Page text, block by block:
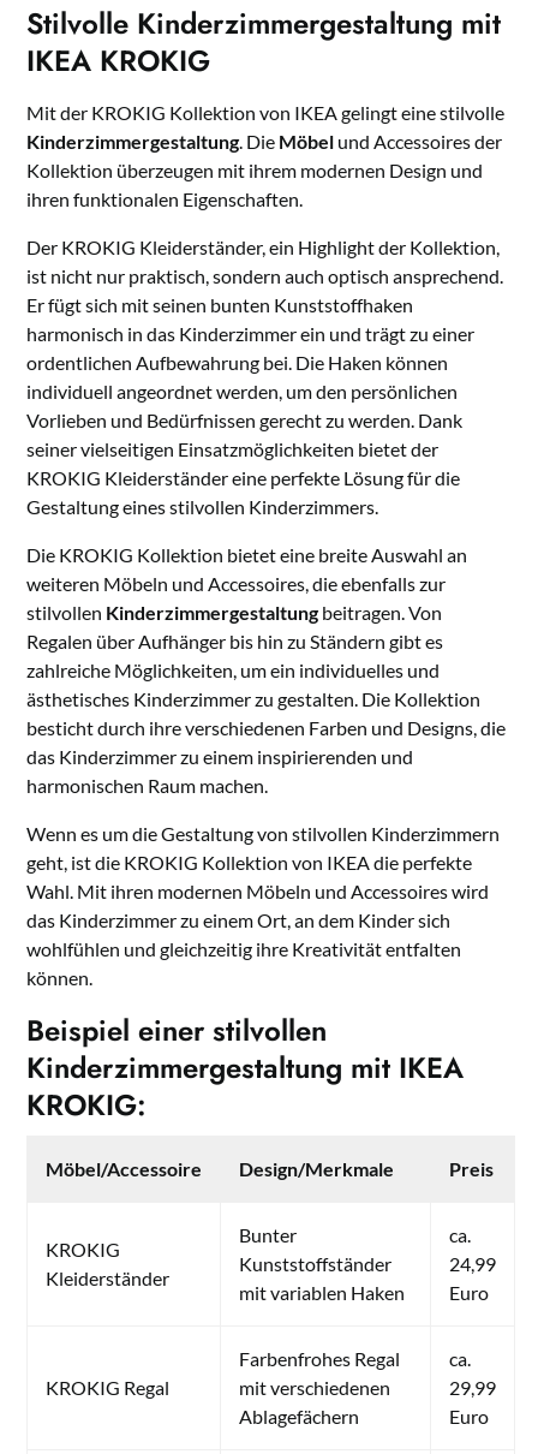
Stilvolle Kinderzimmergestaltung mit
IKEA KROKIG
Mit der KROKIG Kollektion von IKEA gelingt eine stilvolle
Kinderzimmergestaltung. Die Möbel und Accessoires der
Kollektion überzeugen mit ihrem modernen Design und
ihren funktionalen Eigenschaften.
Der KROKIG Kleiderständer, ein Highlight der Kollektion,
ist nicht nur praktisch, sondern auch optisch ansprechend.
Er fügt sich mit seinen bunten Kunststoffhaken
harmonisch in das Kinderzimmer ein und trägt zu einer
ordentlichen Aufbewahrung bei. Die Haken können
individuell angeordnet werden, um den persönlichen
Vorlieben und Bedürfnissen gerecht zu werden. Dank
seiner vielseitigen Einsatzmöglichkeiten bietet der
KROKIG Kleiderständer eine perfekte Lösung für die
Gestaltung eines stilvollen Kinderzimmers.
Die KROKIG Kollektion bietet eine breite Auswahl an
weiteren Möbeln und Accessoires, die ebenfalls zur
stilvollen Kinderzimmergestaltung beitragen. Von
Regalen über Aufhänger bis hin zu Ständern gibt es
zahlreiche Möglichkeiten, um ein individuelles und
ästhetisches Kinderzimmer zu gestalten. Die Kollektion
besticht durch ihre verschiedenen Farben und Designs, die
das Kinderzimmer zu einem inspirierenden und
harmonischen Raum machen.
Wenn es um die Gestaltung von stilvollen Kinderzimmern
geht, ist die KROKIG Kollektion von IKEA die perfekte
Wahl. Mit ihren modernen Möbeln und Accessoires wird
das Kinderzimmer zu einem Ort, an dem Kinder sich
wohlfühlen und gleichzeitig ihre Kreativität entfalten
können.
Beispiel einer stilvollen
Kinderzimmergestaltung mit IKEA
KROKIG:
Möbel/Accessoire Design/Merkmale Preis
KROKIG
Kleiderständer
Bunter
Kunststoffständer
mit variablen Haken
ca.
24,99
Euro
KROKIG Regal
Farbenfrohes Regal
mit verschiedenen
Ablagefächern
ca.
29,99
Euro